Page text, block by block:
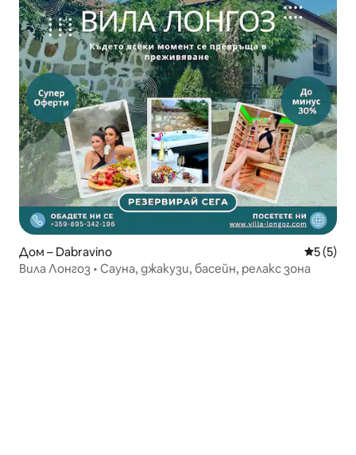
Дом – Dabravino Средна
5 (5)
Вила Лонгоз • Сауна, джакузи, басейн, релакс зона